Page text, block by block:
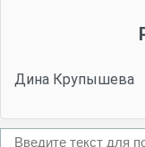
Дина Крупышева